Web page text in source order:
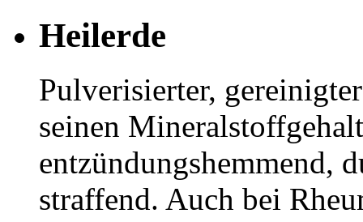
Heilerde
Pulverisierter,
seinen
entzündungshemmend,
straffend. Auch bei